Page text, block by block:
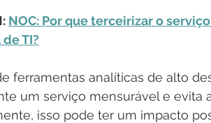
NOC: Por que terceirizar o
TI?
ferramentas analíticas de alto
um serviço mensurável e evita
isso pode ter um impacto